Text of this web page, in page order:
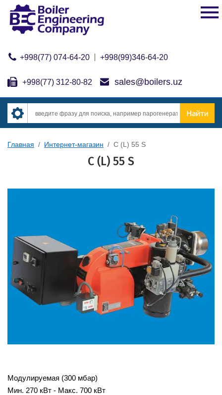
+998(77) 074-64-20 +998(99)346-64-20
+998(77) 312-80-82 sales@boilers.uz
Главная / Интернет-магазин / C (L) 55 S
C (L) 55 S
Модулируемая (300 мбар)
Мин. 270 кВт - Макс. 700 кВт